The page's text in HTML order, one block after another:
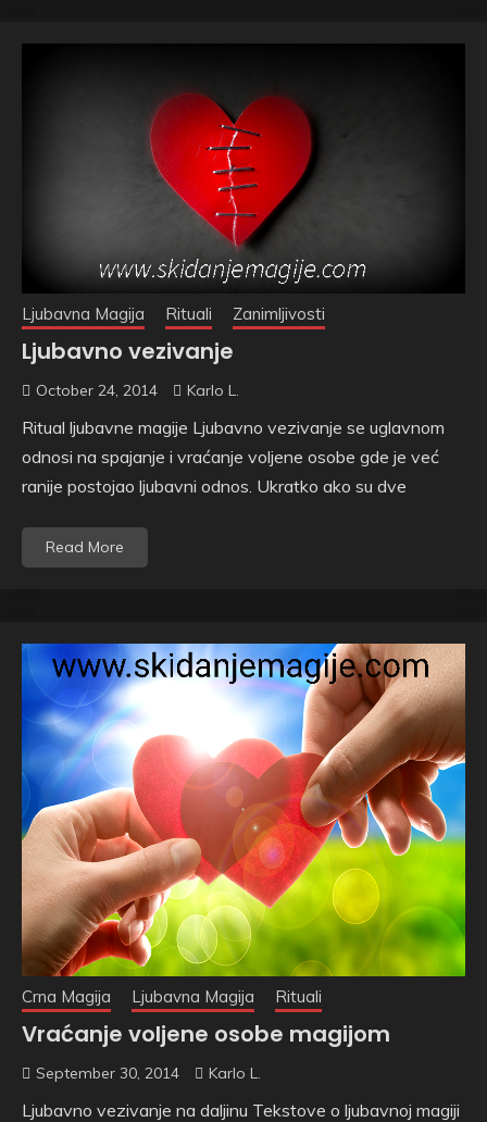
Ljubavna Magija Rituali Zanimljivosti
Ljubavno vezivanje
October 24, 2014 Karlo L.
Ritual ljubavne magije Ljubavno vezivanje se uglavnom
odnosi na spajanje i vraćanje voljene osobe gde je već
ranije postojao ljubavni odnos. Ukratko ako su dve
Read More
Crna Magija Ljubavna Magija Rituali
Vraćanje voljene osobe magijom
September 30, 2014 Karlo L.
Ljubavno vezivanje na daljinu Tekstove o ljubavnoj magiji